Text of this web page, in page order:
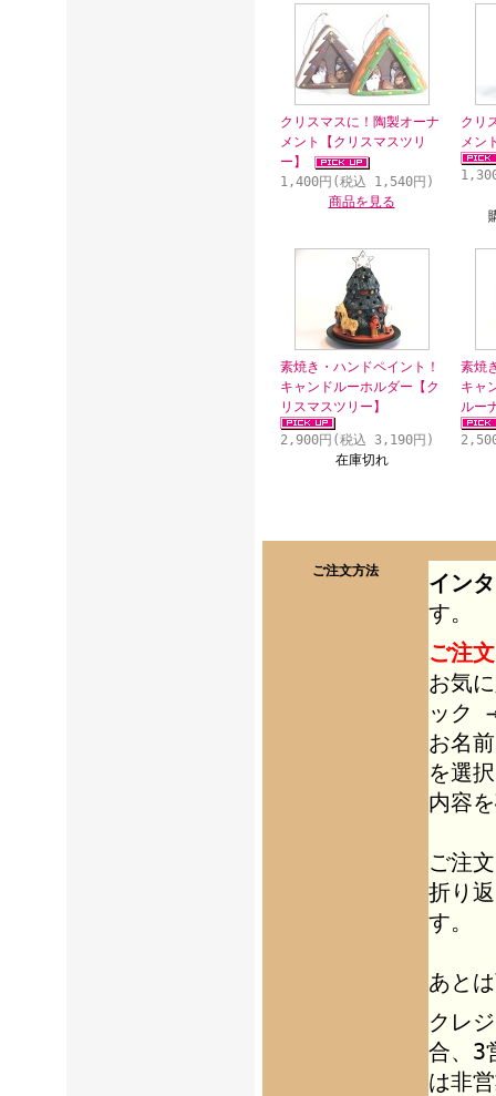
クリスマスに！陶製オーナ
メント【クリスマスツリ
ー】
1,400円(税込 1,540円)
商品を見る
クリ
メン
素焼き・ハンドペイント！
キャンドルーホルダー【ク
リスマスツリー】
2,900円(税込 3,190円)
在庫切れ
素焼
キャ
ルー
ご注文方法
イン
す。
ご注
お気
ック
お名
を選
内容
ご注
折り
す。
あと
クレ
合、3
は非